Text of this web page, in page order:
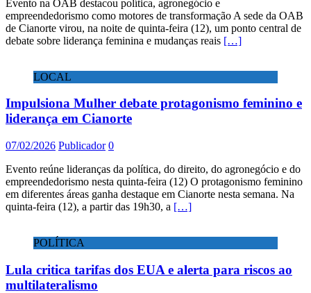
Evento na OAB destacou política, agronegócio e
empreendedorismo como motores de transformação A sede da OAB
de Cianorte virou, na noite de quinta-feira (12), um ponto central de
debate sobre liderança feminina e mudanças reais […]
LOCAL
Impulsiona Mulher debate protagonismo feminino e
liderança em Cianorte
07/02/2026 Publicador 0
Evento reúne lideranças da política, do direito, do agronegócio e do
empreendedorismo nesta quinta-feira (12) O protagonismo feminino
em diferentes áreas ganha destaque em Cianorte nesta semana. Na
quinta-feira (12), a partir das 19h30, a […]
POLÍTICA
Lula critica tarifas dos EUA e alerta para riscos ao
multilateralismo